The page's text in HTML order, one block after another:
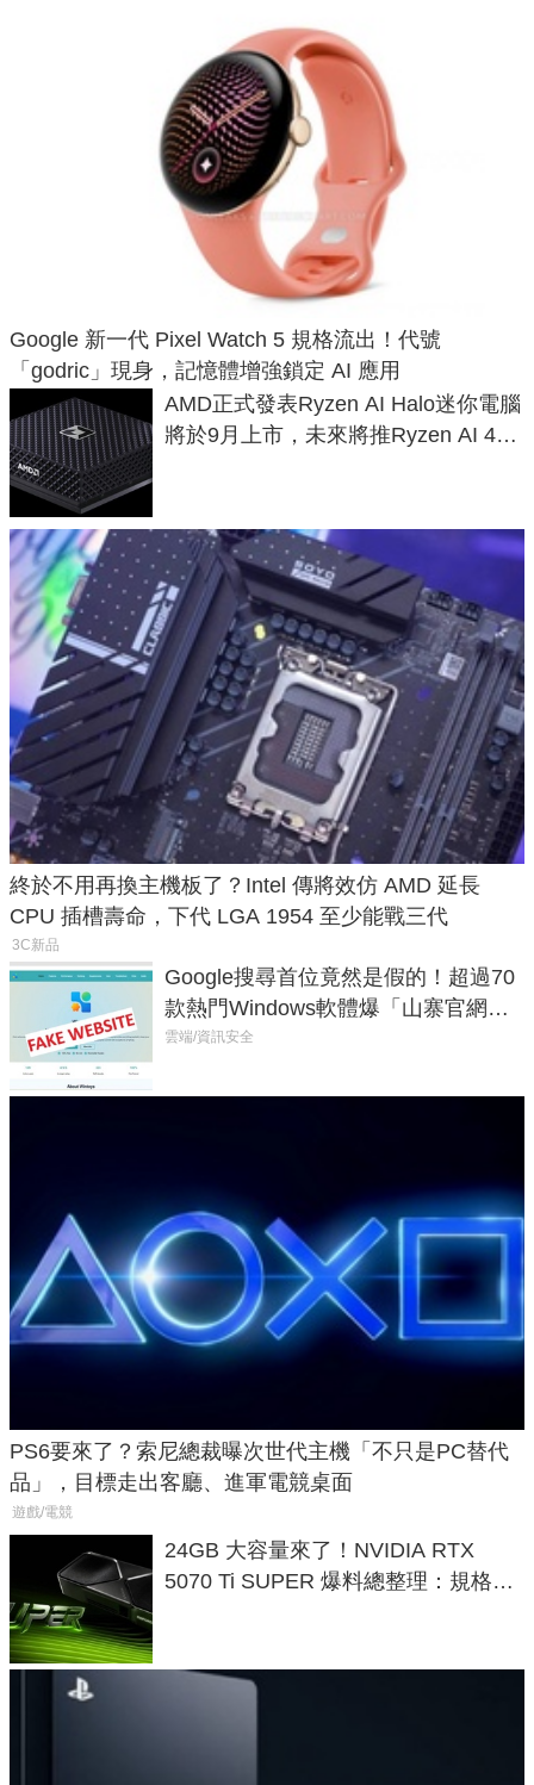
Google 新一代 Pixel Watch 5 規格流出！代號
「godric」現身，記憶體增強鎖定 AI 應用
AMD正式發表Ryzen AI Halo迷你電腦
將於9月上市，未來將推Ryzen AI 400
終於不用再換主機板了？Intel 傳將效仿 AMD 延長
CPU 插槽壽命，下代 LGA 1954 至少能戰三代
3C新品
Google搜尋首位竟然是假的！超過70
款熱門Windows軟體爆「山寨官網」
危機
雲端/資訊安全
PS6要來了？索尼總裁曝次世代主機「不只是PC替代
品」，目標走出客廳、進軍電競桌面
遊戲/電競
24GB 大容量來了！NVIDIA RTX
5070 Ti SUPER 爆料總整理：規格、